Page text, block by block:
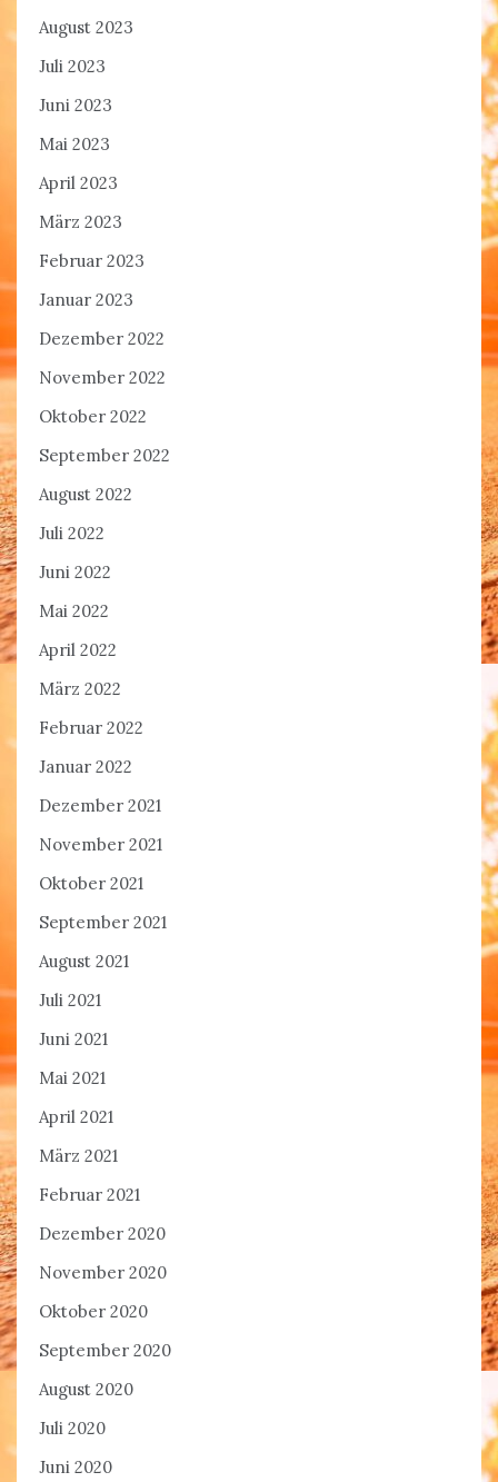
August 2023
Juli 2023
Juni 2023
Mai 2023
April 2023
März 2023
Februar 2023
Januar 2023
Dezember 2022
November 2022
Oktober 2022
September 2022
August 2022
Juli 2022
Juni 2022
Mai 2022
April 2022
März 2022
Februar 2022
Januar 2022
Dezember 2021
November 2021
Oktober 2021
September 2021
August 2021
Juli 2021
Juni 2021
Mai 2021
April 2021
März 2021
Februar 2021
Dezember 2020
November 2020
Oktober 2020
September 2020
August 2020
Juli 2020
Juni 2020